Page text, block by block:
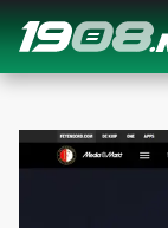
Navigation